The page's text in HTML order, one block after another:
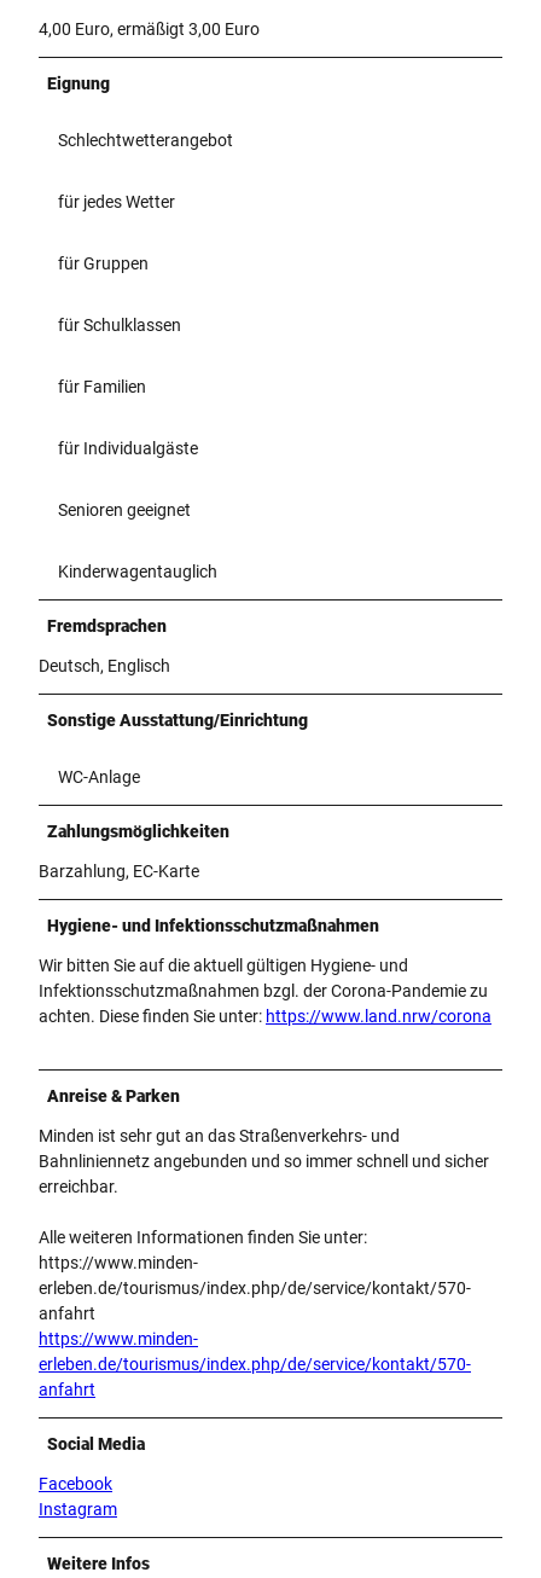
4,00 Euro, ermäßigt 3,00 Euro
Eignung
Schlechtwetterangebot
für jedes Wetter
für Gruppen
für Schulklassen
für Familien
für Individualgäste
Senioren geeignet
Kinderwagentauglich
Fremdsprachen
Deutsch, Englisch
Sonstige Ausstattung/Einrichtung
WC-Anlage
Zahlungsmöglichkeiten
Barzahlung, EC-Karte
Hygiene- und Infektionsschutzmaßnahmen
Wir bitten Sie auf die aktuell gültigen Hygiene- und
Infektionsschutzmaßnahmen bzgl. der Corona-Pandemie zu
achten. Diese finden Sie unter: https://www.land.nrw/corona
Anreise & Parken
Minden ist sehr gut an das Straßenverkehrs- und
Bahnliniennetz angebunden und so immer schnell und sicher
erreichbar.
Alle weiteren Informationen finden Sie unter:
https://www.minden-
erleben.de/tourismus/index.php/de/service/kontakt/570-
anfahrt
https://www.minden-
erleben.de/tourismus/index.php/de/service/kontakt/570-
anfahrt
Social Media
Facebook
Instagram
Weitere Infos